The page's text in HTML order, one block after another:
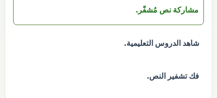
مشاركة نص مُشفّر.
شاهد الدروس التعليمية.
فك تشفير النص.